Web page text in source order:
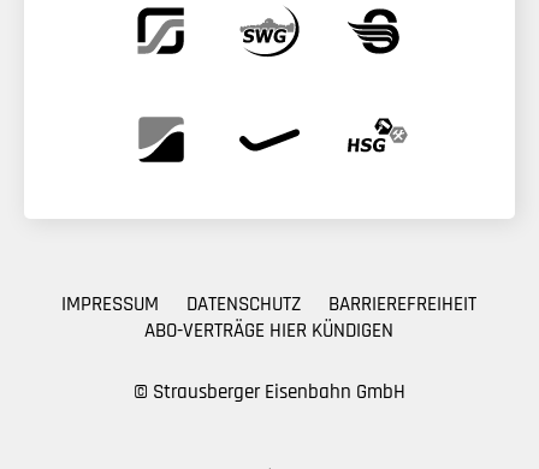
© Strausberger Eisenbahn GmbH
IMPRESSUM DATENSCHUTZ
BARRIEREFREIHEIT
ABO-VERTRÄGE HIER KÜNDIGEN